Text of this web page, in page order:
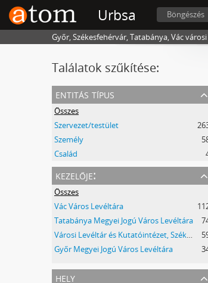
Urbsa Böngészés
Győr, Székesfehérvár, Tatabánya, Vác
Találatok szűkítése:
entitás típus
Összes
Szervezet/testület
Személy
Család
kezelője:
Összes
Vác Város Levéltára
Tatabánya Megyei Jogú Város Levéltára
Városi Levéltár és Kutatóintézet, Székesfehérvár
Győr Megyei Jogú Város Levéltára
hely